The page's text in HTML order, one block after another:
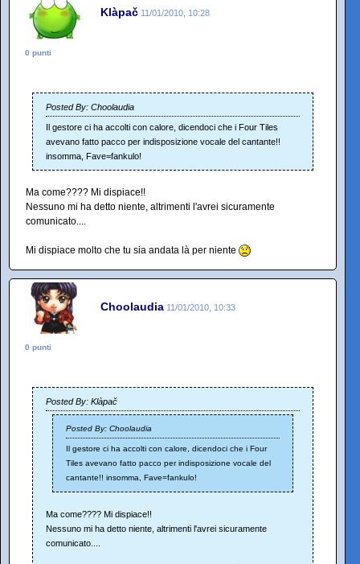
Klàpač 11/01/2010, 10:28
0 punti
Posted By: Choolaudia
Il gestore ci ha accolti con calore, dicendoci che i Four Tiles
avevano fatto pacco per indisposizione vocale del cantante!!
insomma, Fave=fankulo!
Ma come???? Mi dispiace!!
Nessuno mi ha detto niente, altrimenti l'avrei sicuramente
comunicato....
Mi dispiace molto che tu sia andata là per niente
Choolaudia 11/01/2010, 10:33
0 punti
Posted By: Klàpač
Posted By: Choolaudia
Il gestore ci ha accolti con calore, dicendoci che i Four
Tiles avevano fatto pacco per indisposizione vocale del
cantante!! insomma, Fave=fankulo!
Ma come???? Mi dispiace!!
Nessuno mi ha detto niente, altrimenti l'avrei sicuramente
comunicato....